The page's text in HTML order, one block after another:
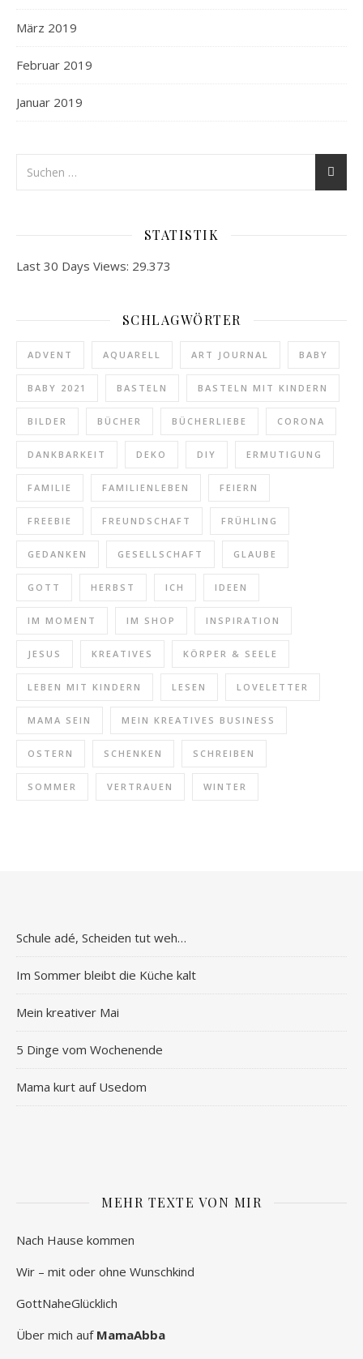
März 2019
Februar 2019
Januar 2019
STATISTIK
Last 30 Days Views: 29.373
SCHLAGWÖRTER
ADVENT AQUARELL ART JOURNAL BABY
BABY 2021 BASTELN BASTELN MIT KINDERN
BILDER BÜCHER BÜCHERLIEBE CORONA
DANKBARKEIT DEKO DIY ERMUTIGUNG
FAMILIE FAMILIENLEBEN FEIERN
FREEBIE FREUNDSCHAFT FRÜHLING
GEDANKEN GESELLSCHAFT GLAUBE
GOTT HERBST ICH IDEEN
IM MOMENT IM SHOP INSPIRATION
JESUS KREATIVES KÖRPER & SEELE
LEBEN MIT KINDERN LESEN LOVELETTER
MAMA SEIN MEIN KREATIVES BUSINESS
OSTERN SCHENKEN SCHREIBEN
SOMMER VERTRAUEN WINTER
Schule adé, Scheiden tut weh…
Im Sommer bleibt die Küche kalt
Mein kreativer Mai
5 Dinge vom Wochenende
Mama kurt auf Usedom
MEHR TEXTE VON MIR
Nach Hause kommen
Wir – mit oder ohne Wunschkind
GottNaheGlücklich
Über mich auf MamaAbba